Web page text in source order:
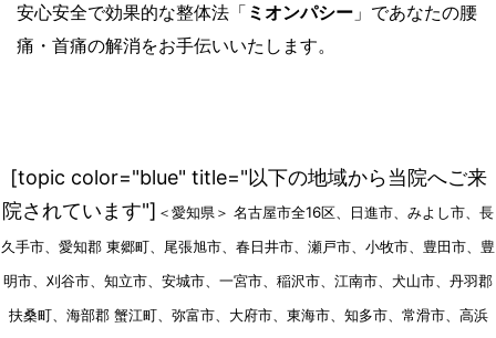
安心安全で効果的な整体法「 ミオンパシー 」であなたの腰
痛・首痛の解消をお手伝いいたします。
[topic color="blue" title="以下の地域から当院へご来
院されています"] ＜愛知県＞ 名古屋市全16区、日進市、みよし市、長
久手市、愛知郡 東郷町、尾張旭市、春日井市、瀬戸市、小牧市、豊田市、豊
明市、刈谷市、知立市、安城市、一宮市、稲沢市、江南市、犬山市、丹羽郡
扶桑町、海部郡 蟹江町、弥富市、大府市、東海市、知多市、常滑市、高浜